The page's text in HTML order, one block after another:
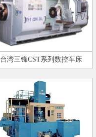
台湾三锋CST系列数控车床